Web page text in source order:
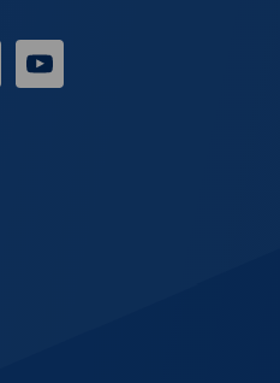
RUTUBE